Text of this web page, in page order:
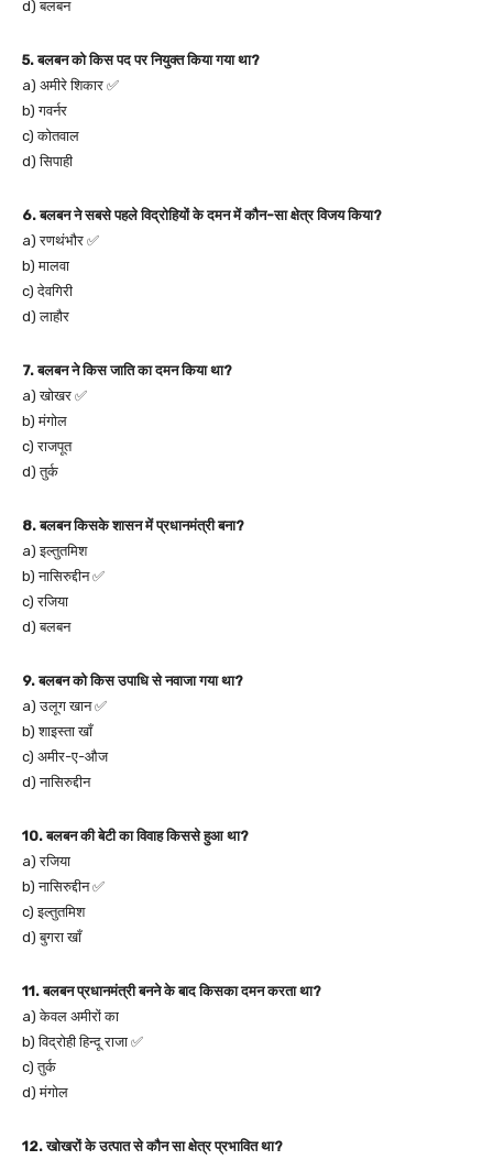
d) बलबन
5. बलबन को किस पद पर नियुक्त किया गया था?
a) अमीरे शिकार ✅
b) गवर्नर
c) कोतवाल
d) सिपाही
6. बलबन ने सबसे पहले विद्रोहियों के दमन में कौन-सा क्षेत्र विजय किया?
a) रणथंभौर ✅
b) मालवा
c) देवगिरी
d) लाहौर
7. बलबन ने किस जाति का दमन किया था?
a) खोखर ✅
b) मंगोल
c) राजपूत
d) तुर्क
8. बलबन किसके शासन में प्रधानमंत्री बना?
a) इल्तुतमिश
b) नासिरुद्दीन ✅
c) रजिया
d) बलबन
9. बलबन को किस उपाधि से नवाजा गया था?
a) उलूग खान ✅
b) शाइस्ता खाँ
c) अमीर-ए-औज
d) नासिरुद्दीन
10. बलबन की बेटी का विवाह किससे हुआ था?
a) रजिया
b) नासिरुद्दीन ✅
c) इल्तुतमिश
d) बुगरा खाँ
11. बलबन प्रधानमंत्री बनने के बाद किसका दमन करता था?
a) केवल अमीरों का
b) विद्रोही हिन्दू राजा ✅
c) तुर्क
d) मंगोल
12. खोखरों के उत्पात से कौन सा क्षेत्र प्रभावित था?